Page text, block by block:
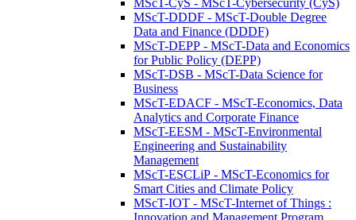
MScT-CyS - MScT-Cybersecurity (CyS)
MScT-DDDF - MScT-Double Degree
Data and Finance (DDDF)
MScT-DEPP - MScT-Data and Economics
for Public Policy (DEPP)
MScT-DSB - MScT-Data Science for
Business
MScT-EDACF - MScT-Economics, Data
Analytics and Corporate Finance
MScT-EESM - MScT-Environmental
Engineering and Sustainability
Management
MScT-ESCLiP - MScT-Economics for
Smart Cities and Climate Policy
MScT-IOT - MScT-Internet of Things :
Innovation and Management Program